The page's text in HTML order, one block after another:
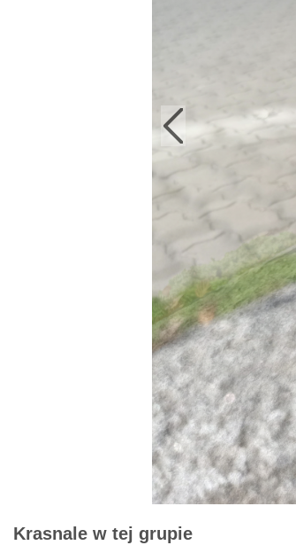
Krasnale w tej grupie